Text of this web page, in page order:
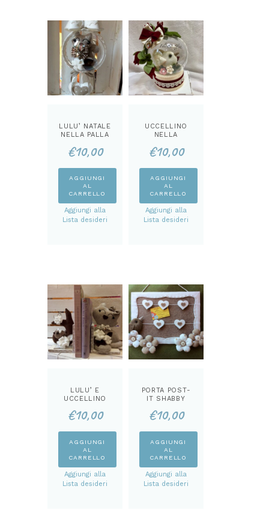
LULU’ NATALE
NELLA PALLA
LO
€10,00
AGGIUNGI
AL
CARRELLO
Aggiungi alla
Lista desideri
UCCELLINO
NELLA
CARTAMODEL
€10,00
AGGIUNGI
AL
CARRELLO
Aggiungi alla
Lista desideri
LULU’ E
UCCELLINO
FERMA LIBRO
LO
€10,00
AGGIUNGI
AL
CARRELLO
Aggiungi alla
Lista desideri
PORTA POST-
IT SHABBY
LO
€10,00
AGGIUNGI
AL
CARRELLO
Aggiungi alla
Lista desideri